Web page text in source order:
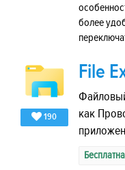
более
190
File
как